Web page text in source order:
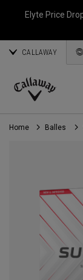
Elyte Price
CALLAWAY
Callaway
Golf
Home Balles